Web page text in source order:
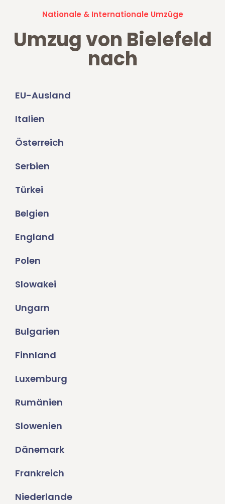
Nationale & Internationale Umzüge
Umzug von Bielefeld
nach
EU-Ausland
Italien
Österreich
Serbien
Türkei
Belgien
England
Polen
Slowakei
Ungarn
Bulgarien
Finnland
Luxemburg
Rumänien
Slowenien
Dänemark
Frankreich
Niederlande